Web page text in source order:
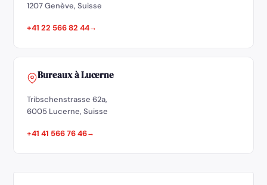
1207 Genève, Suisse
+41 22 566 82 44
Bureaux à Lucerne
Tribschenstrasse 62a,
6005 Lucerne, Suisse
+41 41 566 76 46